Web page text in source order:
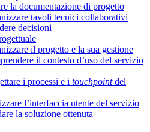
la documentazione di progetto
tavoli tecnici collaborativi
decisioni
il progetto e la sua gestione
il contesto d’uso del servizio
i processi e i touchpointdel
l’interfaccia utente del servizio
la soluzione ottenuta